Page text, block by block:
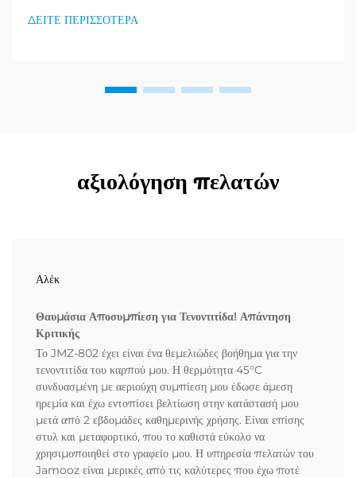
διανομείς το έχουν ήδη κατανοήσει...
ΔΕΙΤΕ ΠΕΡΙΣΣΟΤΕΡΑ
αξιολόγηση πελατών
Αλέκ
Θαυμάσια Αποσυμπίεση για Τενοντιτίδα! Απάντηση
Κριτικής
Το JMZ-802 έχει είναι ένα θεμελιώδες βοήθημα για την
τενοντιτίδα του καρπού μου. Η θερμότητα 45°C
συνδυασμένη με αεριούχη συμπίεση μου έδωσε άμεση
ηρεμία και έχω εντοπίσει βελτίωση στην κατάστασή μου
μετά από 2 εβδομάδες καθημερινής χρήσης. Είναι επίσης
στυλ και μεταφορτικό, που το καθιστά εύκολο να
χρησιμοποιηθεί στο γραφείο μου. Η υπηρεσία πελατών του
Jamooz είναι μερικές από τις καλύτερες που έχω ποτέ